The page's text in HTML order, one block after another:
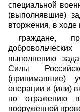
специальной
(выполнявшие)
вторжения, в
граждане,
выполнению
Силы
(принимавшие)
операции и (или)
по отражению
вооруженной